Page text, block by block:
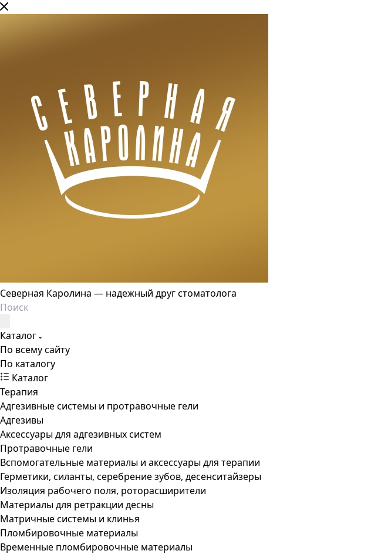
Северная Каролина — надежный друг стоматолога
Каталог
По всему сайту
По каталогу
Каталог
Терапия
Адгезивные системы и протравочные гели
Адгезивы
Аксессуары для адгезивных систем
Протравочные гели
Вспомогательные материалы и аксессуары для терапии
Герметики, силанты, серебрение зубов, десенситайзеры
Изоляция рабочего поля, роторасширители
Материалы для ретракции десны
Матричные системы и клинья
Пломбировочные материалы
Временные пломбировочные материалы